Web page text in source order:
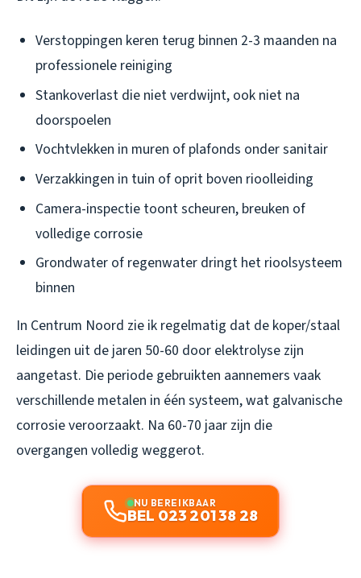
Verstoppingen keren terug binnen 2-3 maanden na
professionele reiniging
Stankoverlast die niet verdwijnt, ook niet na
doorspoelen
Vochtvlekken in muren of plafonds onder sanitair
Verzakkingen in tuin of oprit boven rioolleiding
Camera-inspectie toont scheuren, breuken of
volledige corrosie
Grondwater of regenwater dringt het rioolsysteem
binnen
In Centrum Noord zie ik regelmatig dat de koper/staal
leidingen uit de jaren 50-60 door elektrolyse zijn
aangetast. Die periode gebruikten aannemers vaak
verschillende metalen in één systeem, wat galvanische
corrosie veroorzaakt. Na 60-70 jaar zijn die
overgangen volledig weggerot.
NU BEREIKBAAR
BEL 023 201 38 28